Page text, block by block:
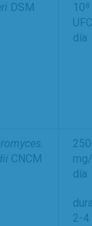
DSM
108
día
CNCM
250
día
2-4